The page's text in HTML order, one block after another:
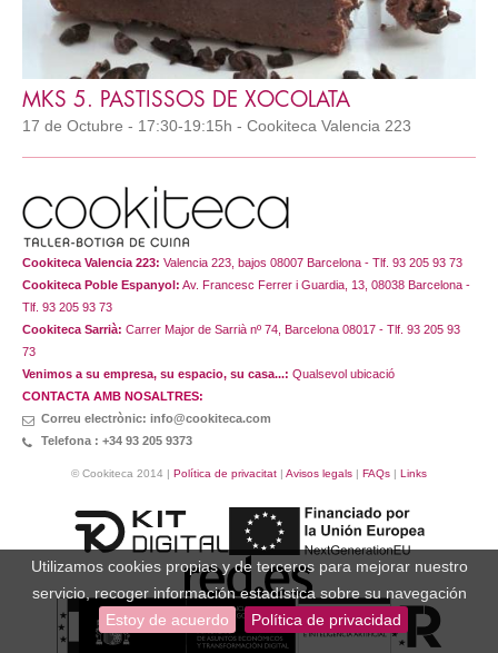
Utilizamos cookies propias y de terceros para mejorar nuestro
servicio, recoger información estadística sobre su navegación
Estoy de acuerdo
Política de privacidad
MKS 5. PASTISSOS DE XOCOLATA
17 de Octubre - 17:30-19:15h - Cookiteca Valencia 223
Cookiteca Valencia 223: Valencia 223, bajos 08007 Barcelona - Tlf. 93 205 93 73
Cookiteca Poble Espanyol: Av. Francesc Ferrer i Guardia, 13, 08038 Barcelona -
Tlf. 93 205 93 73
Cookiteca Sarrià: Carrer Major de Sarrià nº 74, Barcelona 08017 - Tlf. 93 205 93
73
Venimos a su empresa, su espacio, su casa...: Qualsevol ubicació
CONTACTA AMB NOSALTRES:
Correu electrònic: info@cookiteca.com
Telefona : +34 93 205 9373
© Cookiteca 2014 | Política de privacitat | Avisos legals | FAQs | Links